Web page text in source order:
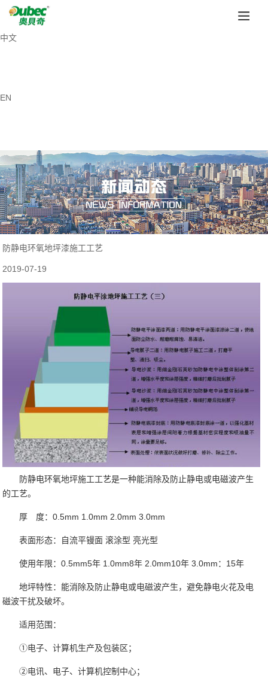
中文
EN
防静电环氧地坪漆施工工艺
2019-07-19
防静电环氧地坪施工工艺是一种能消除及防止静电或电磁波产生
的工艺。
厚 度：0.5mm 1.0mm 2.0mm 3.0mm
表面形态：自流平镘面 滚涂型 亮光型
使用年限：0.5mm5年 1.0mm8年 2.0mm10年 3.0mm：15年
地坪特性：能消除及防止静电或电磁波产生，避免静电火花及电
磁波干扰及破坏。
适用范围：
①电子、计算机生产及包装区；
②电讯、电子、计算机控制中心；